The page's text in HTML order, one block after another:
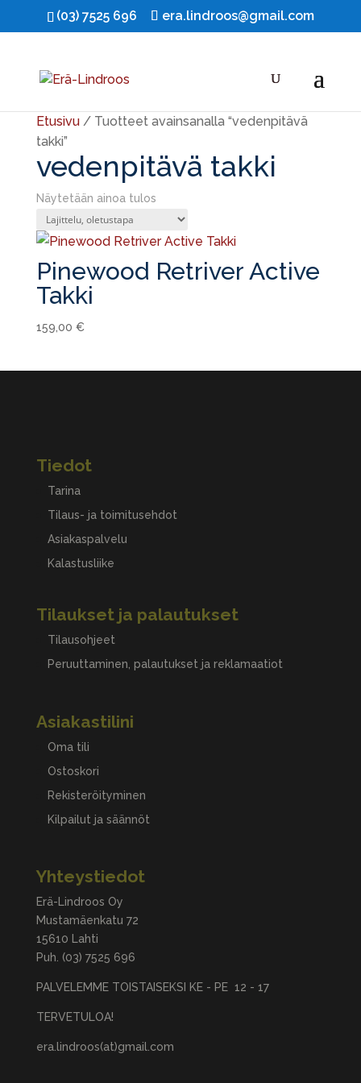
(03) 7525 696 era.lindroos@gmail.com
Etusivu/ Tuotteet avainsanalla “vedenpitävä
takki”
vedenpitävä takki
Näytetään ainoa tulos
Pinewood Retriver Active
Takki
159,00 €
Tiedot
Tarina
Tilaus- ja toimitusehdot
Asiakaspalvelu
Kalastusliike
Tilaukset ja palautukset
Tilausohjeet
Peruuttaminen, palautukset ja reklamaatiot
Asiakastilini
Oma tili
Ostoskori
Rekisteröityminen
Kilpailut ja säännöt
Yhteystiedot
Erä-Lindroos Oy
Mustamäenkatu 72
15610 Lahti
Puh. (03) 7525 696
PALVELEMME TOISTAISEKSI KE - PE 12 - 17
TERVETULOA!
era.lindroos(at)gmail.com